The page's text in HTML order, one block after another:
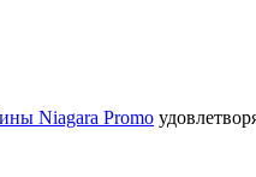
Niagara Promo